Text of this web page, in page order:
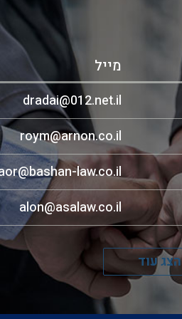
מייל
dradai@012.net.il
roym@arnon.co.il
law.co.il
alon@asalaw.co.il
הצג עוד